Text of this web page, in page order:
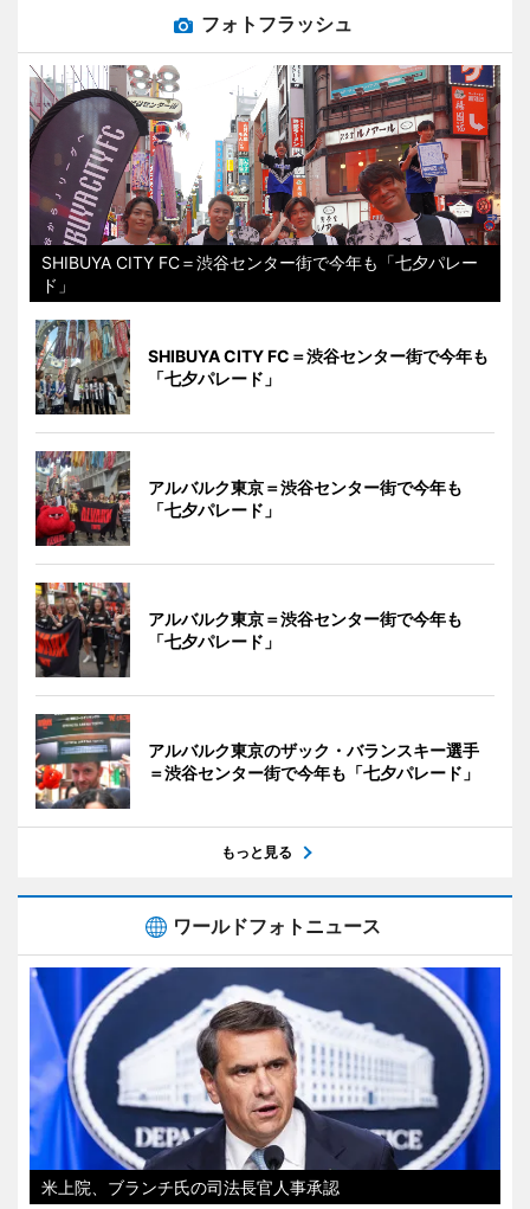
フォトフラッシュ
SHIBUYA CITY FC＝渋谷センター街で今年も「七夕パレー
ド」
SHIBUYA CITY FC＝渋谷センター街で今年も
「七夕パレード」
アルバルク東京＝渋谷センター街で今年も
「七夕パレード」
アルバルク東京＝渋谷センター街で今年も
「七夕パレード」
アルバルク東京のザック・バランスキー選手
＝渋谷センター街で今年も「七夕パレード」
もっと見る
ワールドフォトニュース
米上院、ブランチ氏の司法長官人事承認